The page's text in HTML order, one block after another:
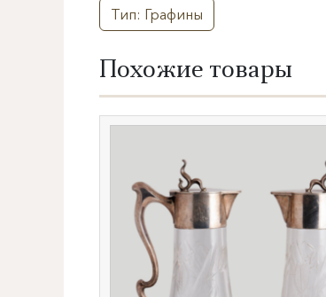
Тип: Графины
Похожие товары